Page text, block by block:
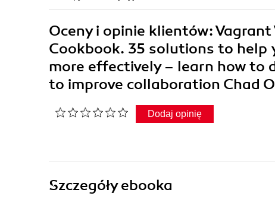
Oceny i opinie klientów:
Cookbook. 35 solutions to
more effectively – learn how to
to improve collaboration Chad
Dodaj opinię
Szczegółyebooka